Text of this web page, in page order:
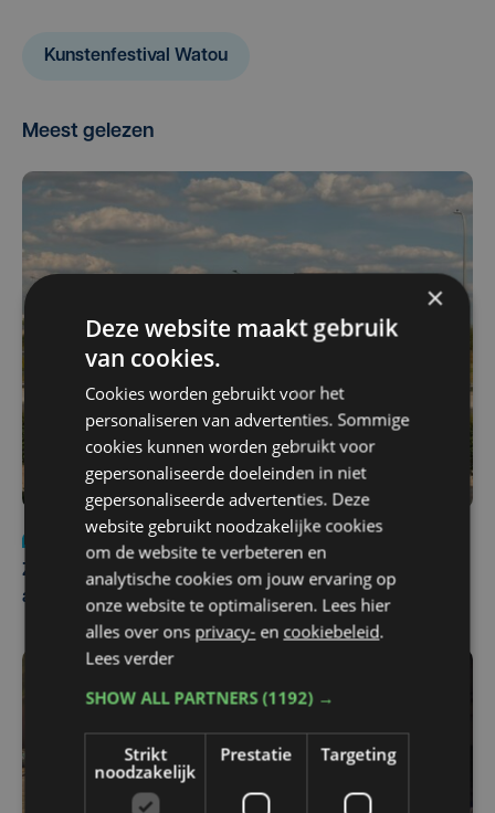
Kunstenfestival Watou
Meest gelezen
Update
za 1 augustus | 17:21
Zwaar ongeval op E403 in Izegem: drie rijstroken
afgesloten
×
Deze website maakt gebruik
van cookies.
Cookies worden gebruikt voor het
personaliseren van advertenties. Sommige
cookies kunnen worden gebruikt voor
gepersonaliseerde doeleinden in niet
gepersonaliseerde advertenties. Deze
website gebruikt noodzakelijke cookies
om de website te verbeteren en
analytische cookies om jouw ervaring op
onze website te optimaliseren. Lees hier
alles over ons privacy- en cookiebeleid.
Lees verder
SHOW ALL PARTNERS(1192) →
Strikt
noodzakelijk
Prestatie Targeting